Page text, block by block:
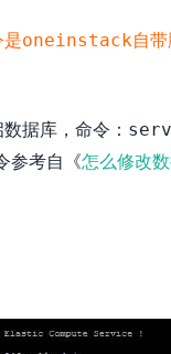
oneinstack自
据库，命令：
参考自《怎么修改